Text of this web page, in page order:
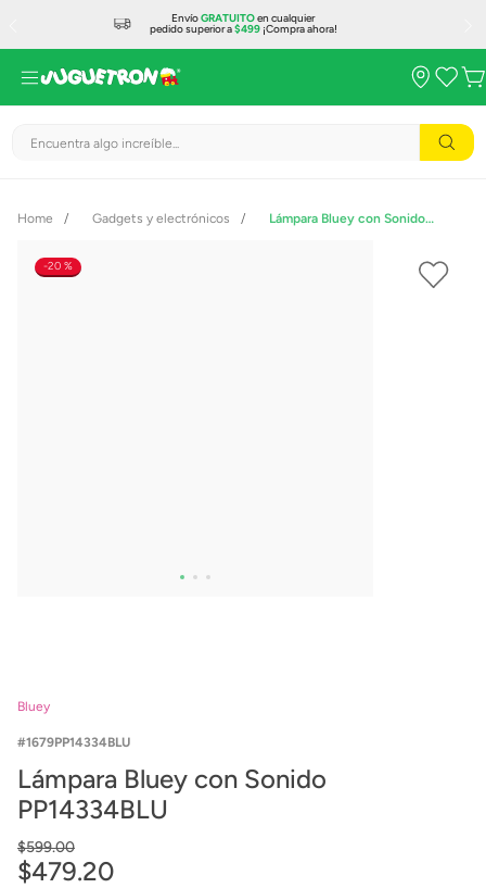
EnvíoGRATUITOen cualquier
pedido superior a$499¡Compra ahora!
Encuentra algo increíble...
Gadgets y electrónicos Lámpara Bluey con Sonido PP14334BLU
20 %
Bluey
1679PP14334BLU
Lámpara Bluey con Sonido
PP14334BLU
$599.00
$479.20